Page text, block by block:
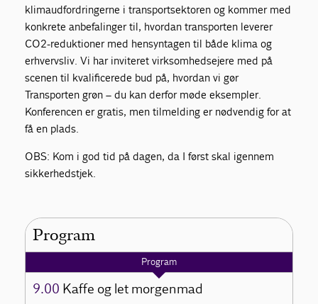
klimaudfordringerne i transportsektoren og kommer med
konkrete anbefalinger til, hvordan transporten leverer
CO2-reduktioner med hensyntagen til både klima og
erhvervsliv. Vi har inviteret virksomhedsejere med på
scenen til kvalificerede bud på, hvordan vi gør
Transporten grøn – du kan derfor møde eksempler.
Konferencen er gratis, men tilmelding er nødvendig for at
få en plads.
OBS: Kom i god tid på dagen, da I først skal igennem
sikkerhedstjek.
Program
Program
9.00 Kaffe og let morgenmad